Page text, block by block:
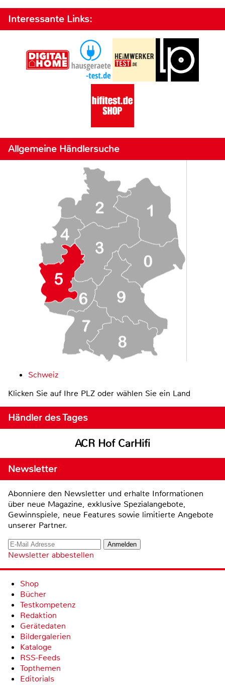
Interessante Links:
Allgemeine Händlersuche
Schweiz
Klicken Sie auf Ihre PLZ oder wählen Sie ein Land
Händler des Tages
ACR Hof CarHifi
Newsletter
Abonniere den Newsletter und erhalte Informationen
über neue Magazine, exklusive Spezialangebote,
Gewinnspiele, neue Features sowie limitierte Angebote
unserer Partner.
Newsletter abbestellen
Shop
Bücher
Testkompetenz
Redaktion
Gerätedaten
Bildergalerien
Kataloge
RSS-Feeds
Topthemen
Editorials